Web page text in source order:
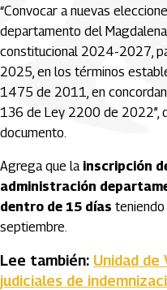
“Convocar a nuevas
departamento del
constitucional 2024-2027,
2025, en los términos
1475 de 2011, en
136 de Ley 2200 de 2022”,
documento.
Agrega que la inscripción
administración
dentro de 15 días
septiembre.
Lee también: Unidad
judiciales de